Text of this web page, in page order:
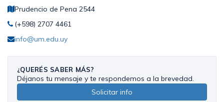
Prudencio de Pena 2544
(+598) 2707 4461
info@um.edu.uy
¿QUERÉS SABER MÁS?
Déjanos tu mensaje y te respondemos a la brevedad.
Solicitar info